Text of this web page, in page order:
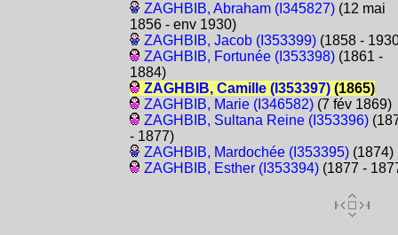
ZAGHBIB, Abraham (I345827)(12 mai
1856 - env 1930)
ZAGHBIB, Jacob (I353399)(1858 -
ZAGHBIB, Fortunée (I353398)(1861 -
1884)
ZAGHBIB, Camille (I353397)(1865)
ZAGHBIB, Marie (I346582)(7 fév 1869)
ZAGHBIB, Sultana Reine (I353396)
- 1877)
ZAGHBIB, Mardochée (I353395)(1874)
ZAGHBIB, Esther (I353394)(1877 -